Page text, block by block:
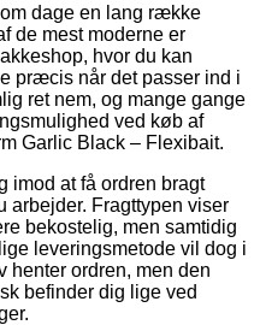
dage en lang række
de mest moderne er
hvor du kan
præcis når det passer ind i
ret nem, og mange gange
ved køb af
Garlic Black – Flexibait.
imod at få ordren bragt
arbejder. Fragttypen viser
bekostelig, men samtidig
leveringsmetode vil dog i
ordren, men den
befinder dig lige ved